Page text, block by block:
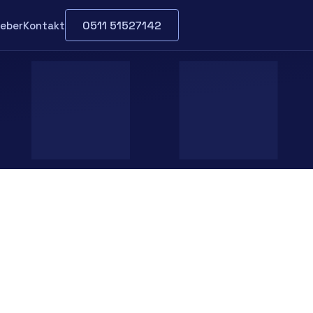
Kontakt 0511 51527142